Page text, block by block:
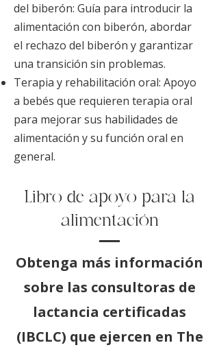
del biberón: Guía para introducir la
alimentación con biberón, abordar
el rechazo del biberón y garantizar
una transición sin problemas.
Terapia y rehabilitación oral: Apoyo
a bebés que requieren terapia oral
para mejorar sus habilidades de
alimentación y su función oral en
general.
Libro de apoyo para la
alimentación
Obtenga más información
sobre las consultoras de
lactancia certificadas
(IBCLC) que ejercen en The